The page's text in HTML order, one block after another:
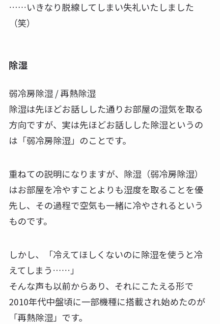
……いきなり脱線してしまい失礼いたしました
（笑）
除湿
弱冷房除湿 / 再熱除湿
除湿は先ほどお話しした通りお部屋の湿気を取る
方向ですが、実は先ほどお話しした除湿というの
は「弱冷房除湿」のことです。
重ねての説明になりますが、除湿（弱冷房除湿）
はお部屋を冷やすことよりも湿度を取ることを優
先し、その過程で空気も一緒に冷やされるという
ものです。
しかし、「冷えてほしくないのに除湿を使うと冷
えてしまう……」
そんな声も以前からあり、それにこたえる形で
2010年代中盤頃に一部機種に搭載され始めたのが
「再熱除湿」です。